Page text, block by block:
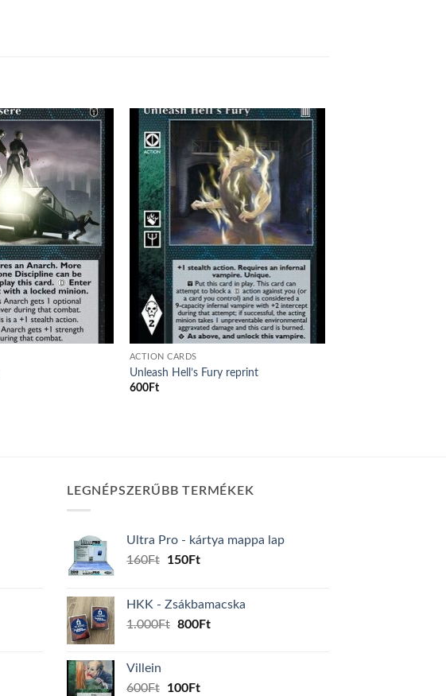
wishlist
Add to
wishlist
ACTION CARDS
Unleash Hell’s Fury reprint
600Ft
LEGNÉPSZERŰBB TERMÉKEK
Ultra Pro - kártya mappa lap
160Ft
Original
160Ft.
150FtCurrent
150Ft.
HKK - Zsákbamacska
1.000Ft Original
800FtCurrent
Villein
600Ft
Original
100FtCurrent